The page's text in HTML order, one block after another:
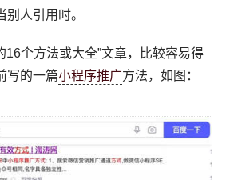
人引用时。
16个方法或大全”文章，比较容易得
写的一篇小程序推广方法，如图：